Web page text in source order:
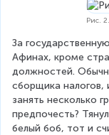
Рис.
За
Афинах, кроме
должностей.
сборщика налогов,
занять несколько
предпочесть?
белый боб, тот и